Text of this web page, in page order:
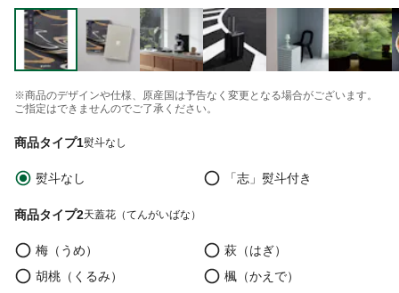
※商品のデザインや仕様、原産国は予告なく変更となる場合がございます。
ご指定はできませんのでご了承ください。
商品タイプ1熨斗なし
熨斗なし 「志」熨斗付き
商品タイプ2天蓋花（てんがいばな）
梅（うめ）
萩（はぎ）
胡桃（くるみ）
楓（かえで）